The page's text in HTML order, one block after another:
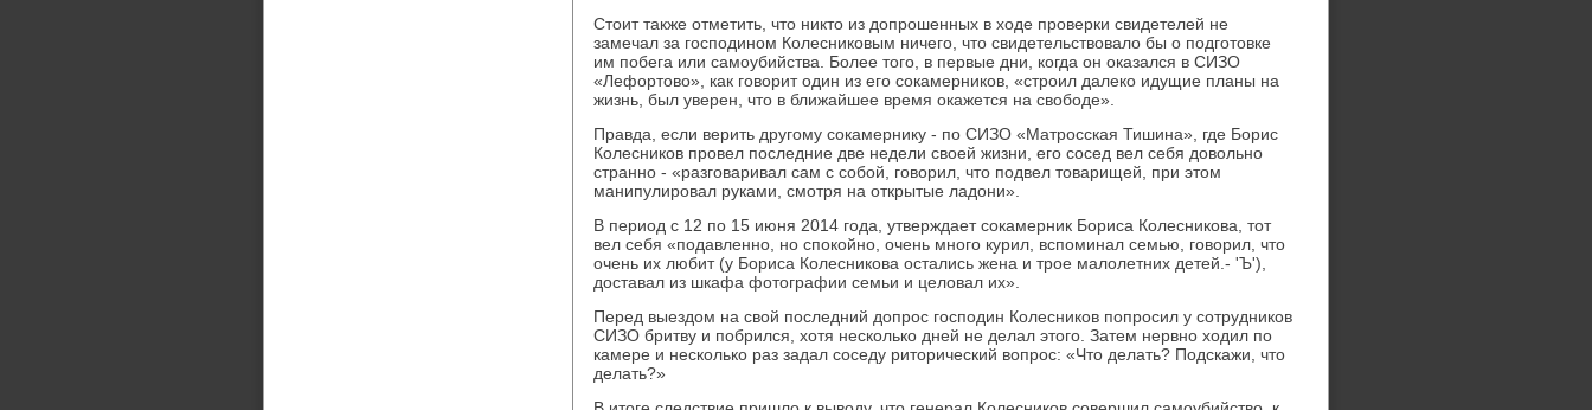
Стоит также отметить, что никто из допрошенных в ходе проверки свидетелей не
замечал за господином Колесниковым ничего, что свидетельствовало бы о подготовке
им побега или самоубийства. Более того, в первые дни, когда он оказался в СИЗО
«Лефортово», как говорит один из его сокамерников, «строил далеко идущие планы на
жизнь, был уверен, что в ближайшее время окажется на свободе».
Правда, если верить другому сокамернику - по СИЗО «Матросская Тишина», где Борис
Колесников провел последние две недели своей жизни, его сосед вел себя довольно
странно - «разговаривал сам с собой, говорил, что подвел товарищей, при этом
манипулировал руками, смотря на открытые ладони».
В период с 12 по 15 июня 2014 года, утверждает сокамерник Бориса Колесникова, тот
вел себя «подавленно, но спокойно, очень много курил, вспоминал семью, говорил, что
очень их любит (у Бориса Колесникова остались жена и трое малолетних детей.- 'Ъ'),
доставал из шкафа фотографии семьи и целовал их».
Перед выездом на свой последний допрос господин Колесников попросил у сотрудников
СИЗО бритву и побрился, хотя несколько дней не делал этого. Затем нервно ходил по
камере и несколько раз задал соседу риторический вопрос: «Что делать? Подскажи, что
делать?»